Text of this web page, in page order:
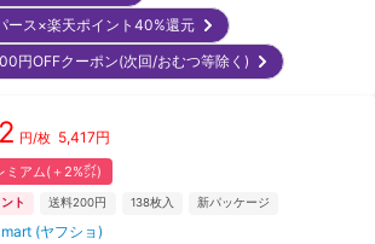
ース×楽天ポイント40%還元
円OFFクーポン(次回/おむつ等除く)
円/枚 5,417円
ミアム(＋2%㌽)
ト 送料200円 138枚入 新パッケージ
(ヤフショ)